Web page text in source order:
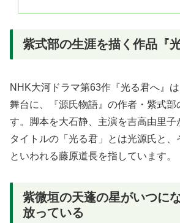
紫式部の生涯を描く作品『光
NHK大河ドラマ第63作『光る君へ』
舞台に、『源氏物語』の作者・紫式部
す。脚本を大石静、主演を吉高由里子
タイトルの「光る君」とは光源氏と、
といわれる藤原道長を指しています。
紫微垣の天蓬の星がいつに
放っている